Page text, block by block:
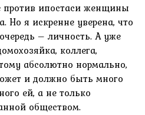
против ипостаси женщины
Но я искренне уверена, что
– личность. А уже
коллега,
абсолютно нормально,
и должно быть много
ей, а не только
обществом.